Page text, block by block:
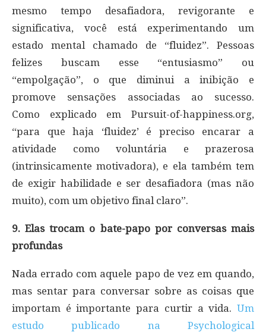
mesmo tempo desafiadora, revigorante e
significativa, você está experimentando um
estado mental chamado de “fluidez”. Pessoas
felizes buscam esse “entusiasmo” ou
“empolgação”, o que diminui a inibição e
promove sensações associadas ao sucesso.
Como explicado em Pursuit-of-happiness.org,
“para que haja ‘fluidez’ é preciso encarar a
atividade como voluntária e prazerosa
(intrinsicamente motivadora), e ela também tem
de exigir habilidade e ser desafiadora (mas não
muito), com um objetivo final claro”.
9. Elas trocam o bate-papo por conversas mais
profundas
Nada errado com aquele papo de vez em quando,
mas sentar para conversar sobre as coisas que
importam é importante para curtir a vida. Um
estudo publicado na Psychological